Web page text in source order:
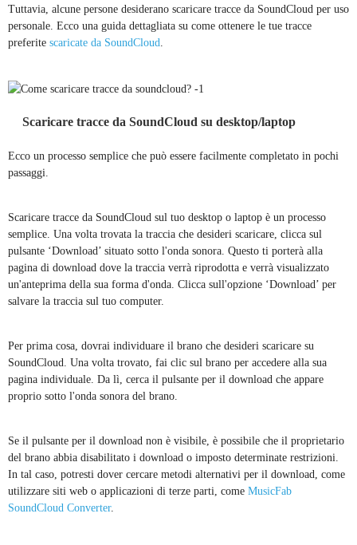
Tuttavia, alcune persone desiderano scaricare tracce da SoundCloud per uso
personale. Ecco una guida dettagliata su come ottenere le tue tracce
preferite scaricate da SoundCloud.
Scaricare tracce da SoundCloud su desktop/laptop
Ecco un processo semplice che può essere facilmente completato in pochi
passaggi.
Scaricare tracce da SoundCloud sul tuo desktop o laptop è un processo
semplice. Una volta trovata la traccia che desideri scaricare, clicca sul
pulsante ‘Download’ situato sotto l'onda sonora. Questo ti porterà alla
pagina di download dove la traccia verrà riprodotta e verrà visualizzato
un'anteprima della sua forma d'onda. Clicca sull'opzione ‘Download’ per
salvare la traccia sul tuo computer.
Per prima cosa, dovrai individuare il brano che desideri scaricare su
SoundCloud. Una volta trovato, fai clic sul brano per accedere alla sua
pagina individuale. Da lì, cerca il pulsante per il download che appare
proprio sotto l'onda sonora del brano.
Se il pulsante per il download non è visibile, è possibile che il proprietario
del brano abbia disabilitato i download o imposto determinate restrizioni.
In tal caso, potresti dover cercare metodi alternativi per il download, come
utilizzare siti web o applicazioni di terze parti, come MusicFab
SoundCloud Converter.